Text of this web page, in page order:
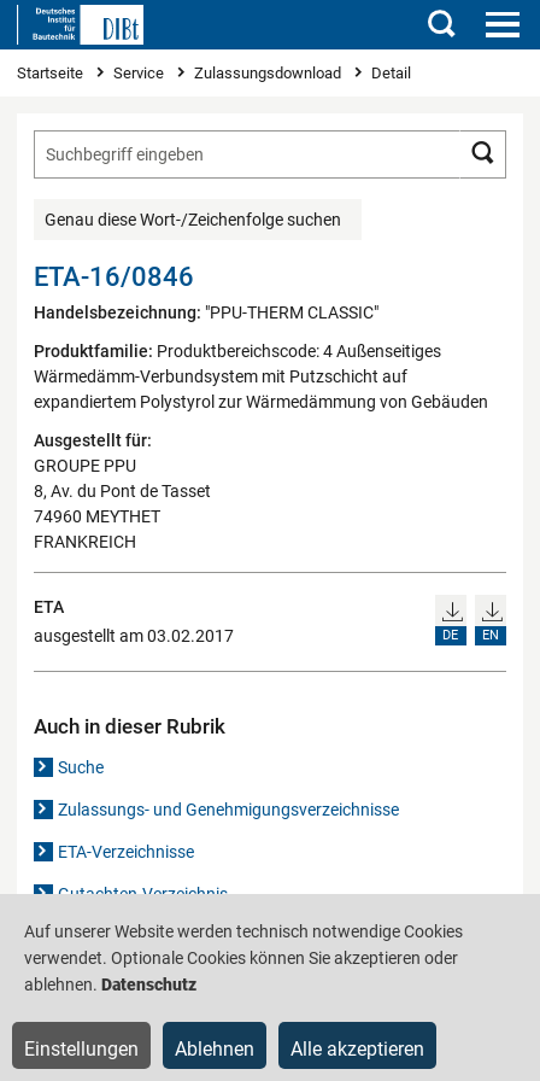
Suchen
Sie sind hier
Startseite Service Zulassungsdownload Detail
Genau diese Wort-/Zeichenfolge suchen
ETA-16/0846
Handelsbezeichnung: "PPU-THERM CLASSIC"
Produktfamilie: Produktbereichscode: 4 Außenseitiges
Wärmedämm-Verbundsystem mit Putzschicht auf
expandiertem Polystyrol zur Wärmedämmung von Gebäuden
Ausgestellt für:
GROUPE PPU
8, Av. du Pont de Tasset
74960 MEYTHET
FRANKREICH
ETA
ausgestellt am 03.02.2017
DE EN
Auch in dieser Rubrik
Suche
Zulassungs- und Genehmigungsverzeichnisse
ETA-Verzeichnisse
Gutachten-Verzeichnis
Produktinformationsstelle für das Bauwesen IS-ARGEBAU
Barrierefreiheit Datenschutz Impressum Sitemap
Auf unserer Website werden technisch notwendige Cookies
verwendet. Optionale Cookies können Sie akzeptieren oder
ablehnen. Datenschutz
Einstellungen Ablehnen Alle akzeptieren